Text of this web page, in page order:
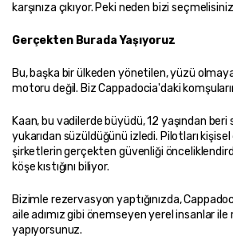
karşınıza çıkıyor. Peki neden bizi
Gerçekten Burada Yaşıyoruz
Bu, başka bir ülkeden yönetilen, yüzü
motoru değil. Biz Cappadocia'daki
Kaan, bu vadilerde büyüdü, 12 yaşından beri
yukarıdan süzüldüğünü izledi. Pilotları
şirketlerin gerçekten güvenliği
köşe kıstığını biliyor.
Bizimle rezervasyon yaptığınızda,
aile adımız gibi önemseyen yerel insanlar
yapıyorsunuz.